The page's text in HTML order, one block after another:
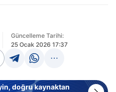
Güncelleme Tarihi:
25 Ocak 2026 17:37
doğru kaynaktan